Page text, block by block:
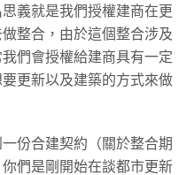
義就是我們授權建商在更
整合，由於這個整合涉及
們會授權給建商具有一定
更新以及建築的方式來做
份合建契約（關於整合期
們是剛開始在談都市更新